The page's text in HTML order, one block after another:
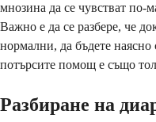
мнозина да се чувстват по-
Важно е да се разбере, че
нормални, да бъдете наясно
потърсите помощ е също
Разбиране на